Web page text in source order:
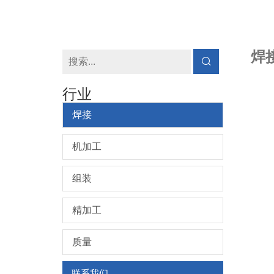
行业
焊接
机加工
组装
精加工
质量
焊